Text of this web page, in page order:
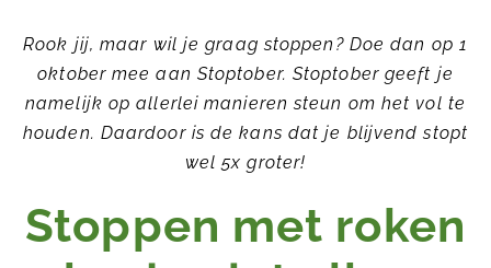
Rook jij, maar wil je graag stoppen? Doe dan op 1
oktober mee aan Stoptober. Stoptober geeft je
namelijk op allerlei manieren steun om het vol te
houden. Daardoor is de kans dat je blijvend stopt
wel 5x groter!
Stoppen met roken